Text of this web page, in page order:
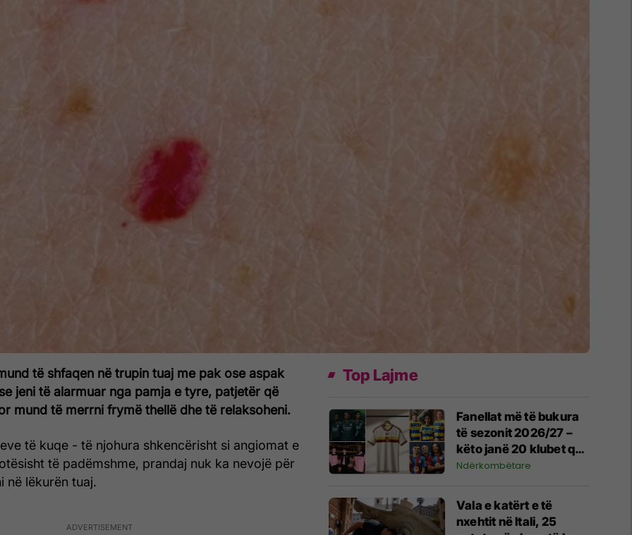
të shfaqen në trupin tuaj me pak ose aspak
jeni të alarmuar nga pamja e tyre, patjetër që
mund të merrni frymë thellë dhe të relaksoheni.
të kuqe - të njohura shkencërisht si angiomat e
të padëmshme, prandaj nuk ka nevojë për
në lëkurën tuaj.
Top Lajme
Fanellat më të bukura
të sezonit 2026/27 –
këto janë 20 klubet që
spikatën me dizajnin e
Ndërkombëtare
Vala e katërt e të
nxehtit në Itali, 25